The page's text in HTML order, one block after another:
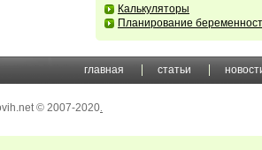
Калькуляторы
Планирование
главная статьи
© 2007-2020